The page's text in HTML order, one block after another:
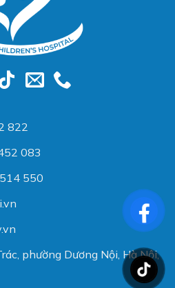
822
083
550
phường Dương Nội, Hà Nội,